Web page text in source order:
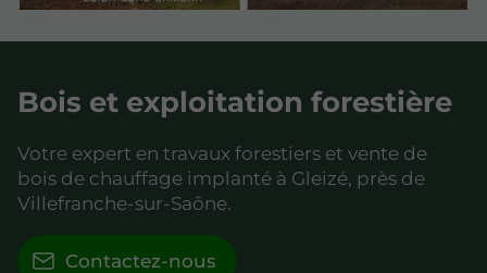
Bois et exploitation forestière
Votre expert en travaux forestiers et vente de
bois de chauffage implanté à Gleizé, près de
Villefranche-sur-Saône.
Contactez-nous